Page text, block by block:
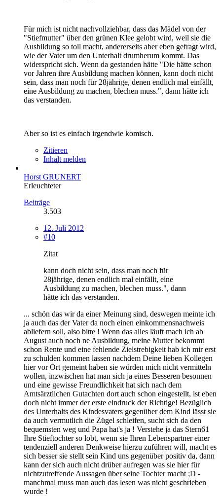
Für mich ist nicht nachvollziehbar, dass das Mädel von der
"Stiefmutter" über den grünen Klee gelobt wird, weil sie die
Ausbildung so toll macht, andererseits aber eben gefragt wird,
wie der Vater um den Unterhalt drumherum kommt. Das
widerspricht sich. Wenn da gestanden hätte "Die hätte schon
vor Jahren ihre Ausbildung machen können, kann doch nicht
sein, dass man noch für 28jährige, denen endlich mal einfällt,
eine Ausbildung zu machen, blechen muss.", dann hätte ich
das verstanden.
Aber so ist es einfach irgendwie komisch.
Zitieren
Inhalt melden
Horst GRUNERT
Erleuchteter
Beiträge
3.503
12. Juli 2012
#10
Zitat
kann doch nicht sein, dass man noch für
28jährige, denen endlich mal einfällt, eine
Ausbildung zu machen, blechen muss.", dann
hätte ich das verstanden.
... schön das wir da einer Meinung sind, deswegen meinte ich
ja auch das der Vater da noch einen einkommensnachweis
abliefern soll, also bitte ! Wenn das alles läuft mach ich ab
August auch noch ne Ausbildung, meine Mutter bekommt
schon Rente und eine fehlende Zielstrebigkeit hab ich mir erst
zu schulden kommen lassen nachdem Deine lieben Kollegen
hier vor Ort gemeint haben sie würden mich nicht vermitteln
wollen, inzwischen hat man sich ja eines Besseren besonnen
und eine gewisse Freundlichkeit hat sich nach dem
Amtsärztlichen Gutachten dort auch schon eingestellt, ist eben
doch nicht immer der erste eindruck der Richtige! Bezüglich
des Unterhalts des Kindesvaters gegenüber dem Kind lässt sie
da auch vermutlich die Zügel schleifen, sucht sich da den
bequemsten weg und Papa hat's ja ! Verstehe ja das Stern61
Ihre Stieftochter so lobt, wenn sie Ihren Lebenspartner einer
tendenziell anderen Denkweise hierzu zuführen will, macht es
sich besser sie stellt sein Kind uns gegenüber positiv da, dann
kann der sich auch nicht drüber aufregen was sie hier für
nichtzutreffende Aussagen über seine Tochter macht ;D -
manchmal muss man auch das lesen was nicht geschrieben
wurde !